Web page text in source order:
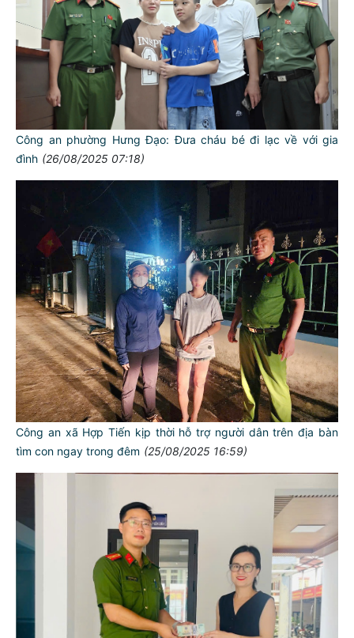
Công an phường Hưng Đạo: Đưa cháu bé đi lạc về với gia
đình (26/08/2025 07:18)
Công an xã Hợp Tiến kịp thời hỗ trợ người dân trên địa bàn
tìm con ngay trong đêm (25/08/2025 16:59)